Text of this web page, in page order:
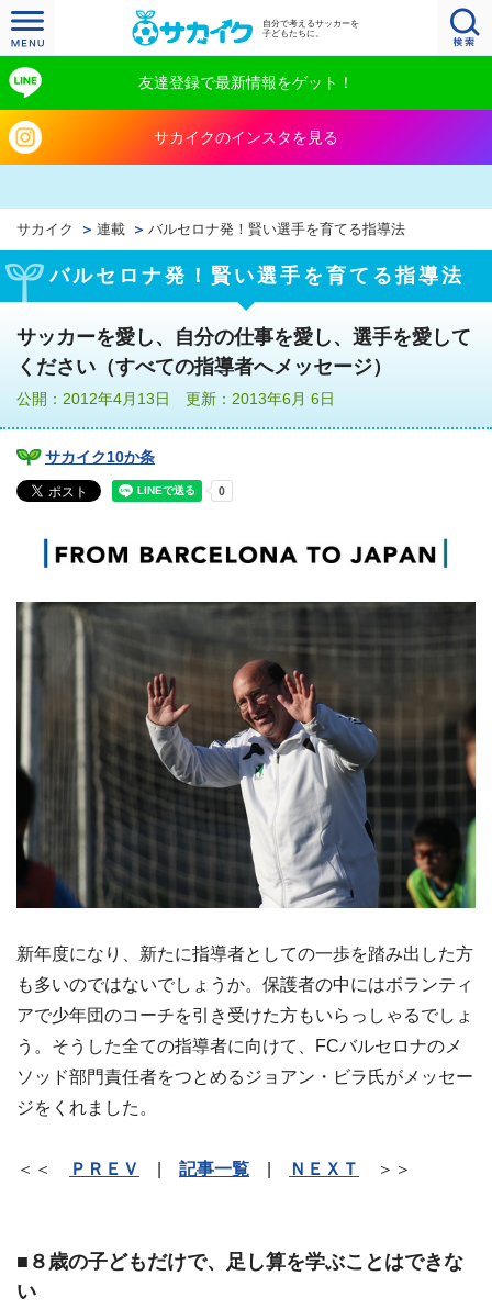
自分で考えるサッカーを
子どもたちに。
友達登録で最新情報をゲット！
サカイクのインスタを見る
サカイク 連載 バルセロナ発！賢い選手を育てる指導法
バルセロナ発！賢い選手を育てる指導法
サッカーを愛し、自分の仕事を愛し、選手を愛して
ください（すべての指導者へメッセージ）
公開：2012年4月13日 更新：2013年6月 6日
サカイク10か条
新年度になり、新たに指導者としての一歩を踏み出した方
も多いのではないでしょうか。保護者の中にはボランティ
アで少年団のコーチを引き受けた方もいらっしゃるでしょ
う。そうした全ての指導者に向けて、FCバルセロナのメ
ソッド部門責任者をつとめるジョアン・ビラ氏がメッセー
ジをくれました。
＜＜ ＰＲＥＶ 記事一覧 ＮＥＸＴ ＞＞
■８歳の子どもだけで、足し算を学ぶことはできな
い